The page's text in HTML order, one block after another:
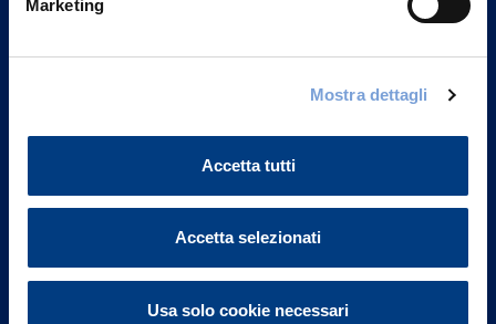
Marketing
Mostra dettagli
Accetta tutti
Accetta selezionati
Usa solo cookie necessari
Vittoria Assicurazioni S.p.A.
20149 Milano
Part. IVA 01329510158
FAQ